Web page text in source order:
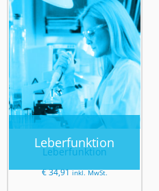
Leberfunktion
Leberfunktion
€34,91 inkl. MwSt.